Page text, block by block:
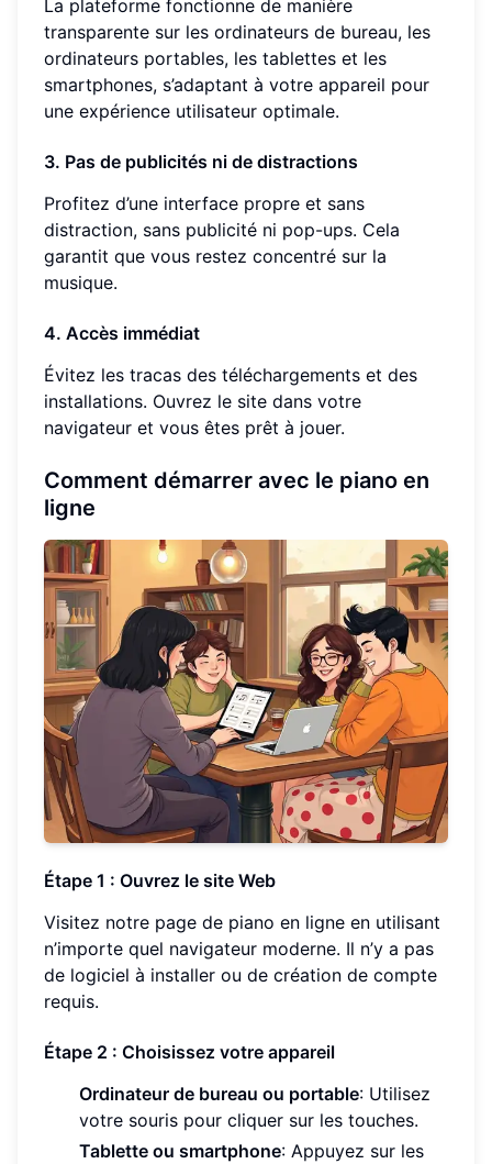
La plateforme fonctionne de manière
transparente sur les ordinateurs de bureau, les
ordinateurs portables, les tablettes et les
smartphones, s’adaptant à votre appareil pour
une expérience utilisateur optimale.
3. Pas de publicités ni de distractions
Profitez d’une interface propre et sans
distraction, sans publicité ni pop-ups. Cela
garantit que vous restez concentré sur la
musique.
4. Accès immédiat
Évitez les tracas des téléchargements et des
installations. Ouvrez le site dans votre
navigateur et vous êtes prêt à jouer.
Comment démarrer avec le piano en
ligne
Étape 1 : Ouvrez le site Web
Visitez notre page de piano en ligne en utilisant
n’importe quel navigateur moderne. Il n’y a pas
de logiciel à installer ou de création de compte
requis.
Étape 2 : Choisissez votre appareil
Ordinateur de bureau ou portable: Utilisez
votre souris pour cliquer sur les touches.
Tablette ou smartphone: Appuyez sur les